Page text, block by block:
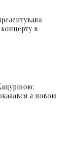
в
з новою